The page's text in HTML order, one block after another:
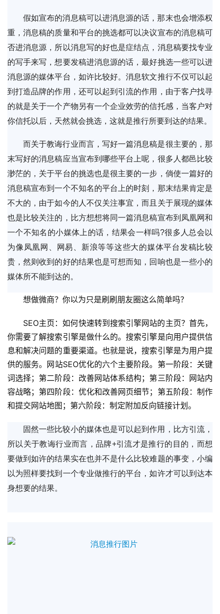
假如宣布的消息稿可以进消息源的话，那末也会增添权
重，消息稿的质量和平台的挑选都可以决议宣布的消息稿可
否进消息源，所以消息写的好也是症结点，消息稿要找专业
的写手来写，想要发稿进消息源的话，最好挑选一些可以进
消息源的媒体平台，如许比较好。消息软文推行不仅可以起
到打造品牌的作用，还可以起到引流的作用，由于客户找寻
的就是关于一个产物另有一个企业效劳的信托感，当客户对
你信托以后，天然就会挑选，这就是推行所要到达的结果。
而关于教诲行业而言，写好一篇消息稿是很主要的，那
末写好的消息稿应当宣布到哪些平台上呢，很多人都邑比较
渺茫的，关于平台的挑选也是很主要的一步，倘使一篇好的
消息稿宣布到一个不知名的平台上的时刻，那末结果肯定是
不大的，由于如今的人不仅关注事宜，而且关于展现的媒体
也是比较关注的，比方想想将同一篇消息稿宣布到凤凰网和
一个不知名的小媒体上的话，结果会一样吗?很多人总会以
为像凤凰网、网易、新浪等等这些大的媒体平台发稿比较
贵，然则收到的好的结果也是可想而知，回响也是一些小的
媒体所不能到达的。
想做微商？你以为只是刷刷朋友圈这么简单吗？
SEO主页：如何快速转到搜索引擎网站的主页？首先，
你需要了解搜索引擎是做什么的。搜索引擎是向用户提供信
息和解决问题的重要渠道。也就是说，搜索引擎是为用户提
供的服务。网站SEO优化的六个主要阶段。第一阶段：关键
词选择；第二阶段：改善网站体系结构；第三阶段：网站内
容战略；第四阶段：优化和改善网页细节；第五阶段：制作
和提交网站地图；第六阶段：制定附加反向链接计划。
固然一些比较小的媒体也是可以起到作用，比方引流，
所以关于教诲行业而言，品牌+引流才是推行的目的，而想
要做到如许的结果实在也并不是什么比较难题的事变，小编
以为照样要找到一个专业做推行的平台，如许才可以到达本
身想要的结果。